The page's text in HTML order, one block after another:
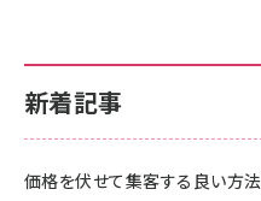
新着記事
価格を伏せて集客する良い方